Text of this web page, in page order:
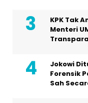
KPK Tak
Menteri
Jokowi
Forensik
Sah